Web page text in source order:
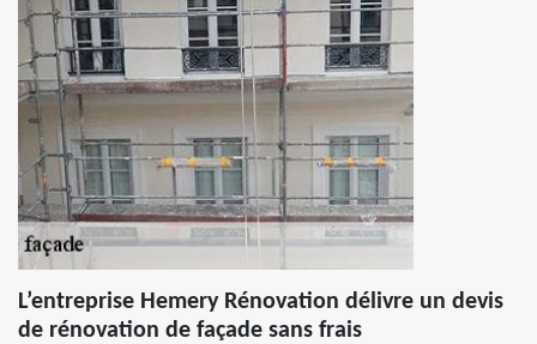
L’entreprise Hemery Rénovation délivre un devis
de rénovation de façade sans frais